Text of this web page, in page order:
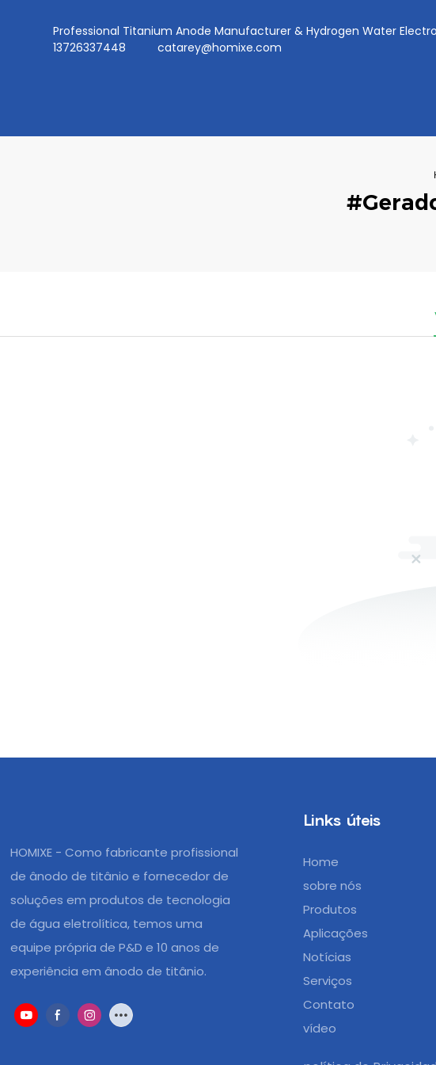
Professional Titanium Anode Manufacturer & Hydrogen Water
13726337448
catarey@homixe.com
HOMIXE - Como fabricante profissional
de ânodo de titânio e fornecedor de
soluções em produtos de tecnologia
de água eletrolítica, temos uma
equipe própria de P&D e 10 anos de
experiência em ânodo de titânio.
Links úteis
Home
sobre nós
Produtos
Aplicações
Notícias
Serviços
Contato
vídeo